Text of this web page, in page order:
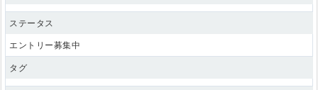
ステータス
エントリー募集中
タグ